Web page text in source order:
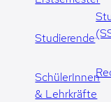
Studierende
SchülerInnen
& Lehrkräfte